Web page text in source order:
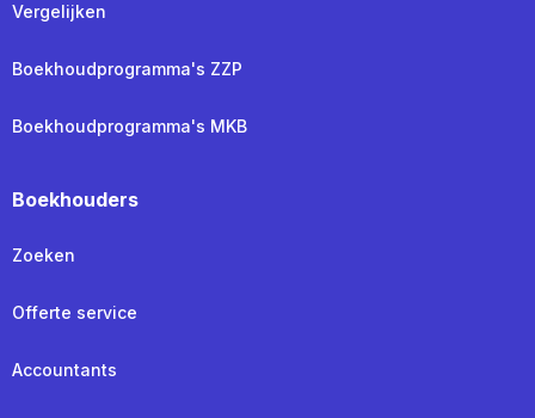
Vergelijken
Boekhoudprogramma's ZZP
Boekhoudprogramma's MKB
Boekhouders
Zoeken
Offerte service
Accountants